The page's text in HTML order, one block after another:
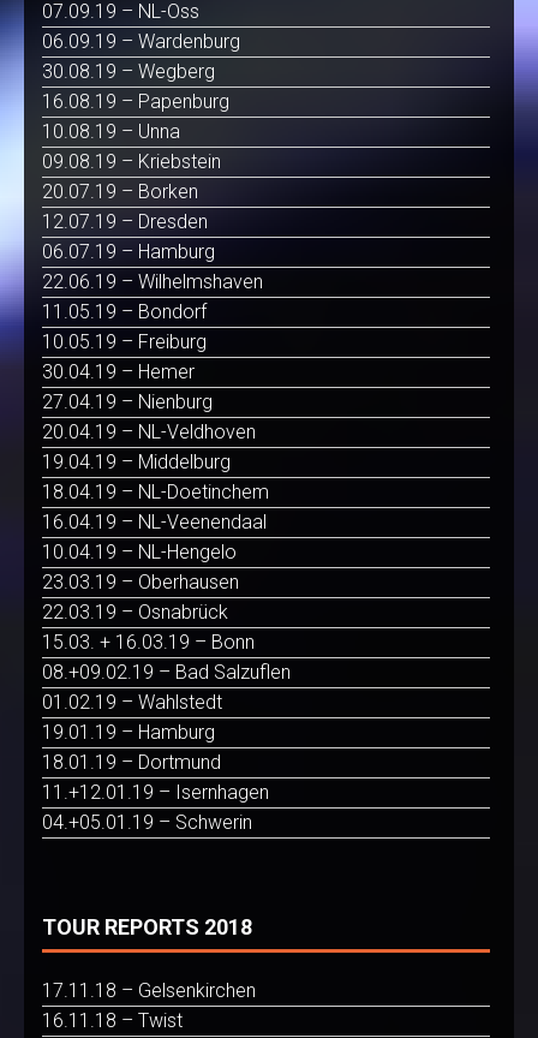
07.09.19 – NL-Oss
06.09.19 – Wardenburg
30.08.19 – Wegberg
16.08.19 – Papenburg
10.08.19 – Unna
09.08.19 – Kriebstein
20.07.19 – Borken
12.07.19 – Dresden
06.07.19 – Hamburg
22.06.19 – Wilhelmshaven
11.05.19 – Bondorf
10.05.19 – Freiburg
30.04.19 – Hemer
27.04.19 – Nienburg
20.04.19 – NL-Veldhoven
19.04.19 – Middelburg
18.04.19 – NL-Doetinchem
16.04.19 – NL-Veenendaal
10.04.19 – NL-Hengelo
23.03.19 – Oberhausen
22.03.19 – Osnabrück
15.03. + 16.03.19 – Bonn
08.+09.02.19 – Bad Salzuflen
01.02.19 – Wahlstedt
19.01.19 – Hamburg
18.01.19 – Dortmund
11.+12.01.19 – Isernhagen
04.+05.01.19 – Schwerin
TOUR REPORTS 2018
17.11.18 – Gelsenkirchen
16.11.18 – Twist